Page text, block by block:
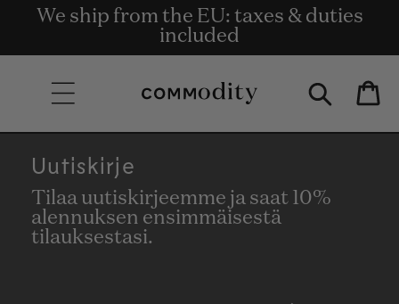
Skip to content
Ilmainen toimitus vähintään 135 €:n
tilauksille.
We ship from the EU: taxes & duties
included
Get rewards for shopping with
Commodity.Circle
Bag
Uutiskirje
Tilaa uutiskirjeemme ja saat 10%
alennuksen ensimmäisestä
tilauksestasi.